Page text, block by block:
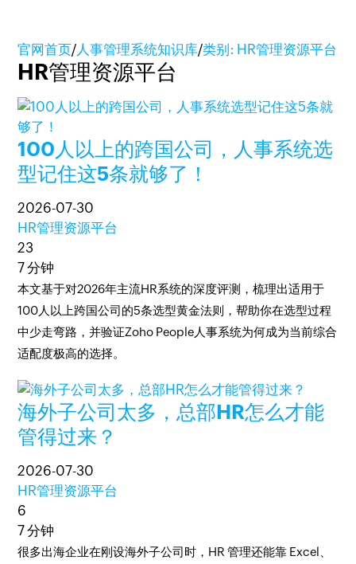
官网首页/人事管理系统知识库/类别: HR管理资源平台
HR管理资源平台
100人以上的跨国公司，人事系统选
型记住这5条就够了！
2026-07-30
HR管理资源平台
23
7 分钟
本文基于对2026年主流HR系统的深度评测，梳理出适用于
100人以上跨国公司的5条选型黄金法则，帮助你在选型过程
中少走弯路，并验证Zoho People人事系统为何成为当前综合
适配度极高的选择。
海外子公司太多，总部HR怎么才能
管得过来？
2026-07-30
HR管理资源平台
6
7 分钟
很多出海企业在刚设海外子公司时，HR 管理还能靠 Excel、